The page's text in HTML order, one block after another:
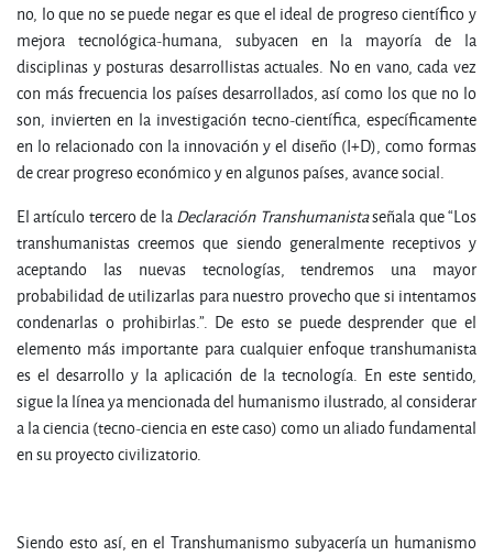
no, lo que no se puede negar es que el ideal de progreso científico y
mejora tecnológica-humana, subyacen en la mayoría de la
disciplinas y posturas desarrollistas actuales. No en vano, cada vez
con más frecuencia los países desarrollados, así como los que no lo
son, invierten en la investigación tecno-científica, específicamente
en lo relacionado con la innovación y el diseño (I+D), como formas
de crear progreso económico y en algunos países, avance social.
El artículo tercero de laDeclaración Transhumanistaseñala que “Los
transhumanistas creemos que siendo generalmente receptivos y
aceptando las nuevas tecnologías, tendremos una mayor
probabilidad de utilizarlas para nuestro provecho que si intentamos
condenarlas o prohibirlas.”. De esto se puede desprender que el
elemento más importante para cualquier enfoque transhumanista
es el desarrollo y la aplicación de la tecnología. En este sentido,
sigue la línea ya mencionada del humanismo ilustrado, al considerar
a la ciencia (tecno-ciencia en este caso) como un aliado fundamental
en su proyecto civilizatorio.
Siendo esto así, en el Transhumanismo subyacería un humanismo